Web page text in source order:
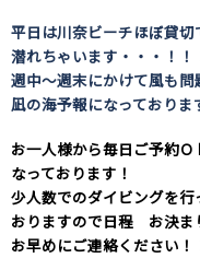
平日は川奈ビーチほぼ貸切
潜れちゃいます・・・！！
週中～週末にかけて風も問
凪の海予報になっておりま
お一人様から毎日ご予約Ｏ
なっております！
少人数でのダイビングを行
おりますので日程 お決ま
お早めにご連絡ください！